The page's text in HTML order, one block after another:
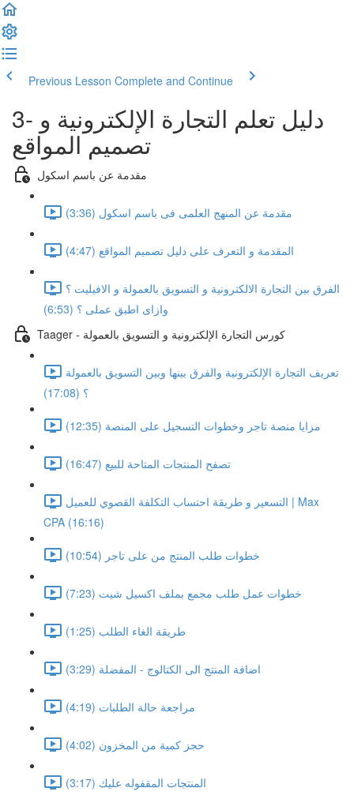
Previous Lesson Complete and Continue
3- دليل تعلم التجارة الإلكترونية و
تصميم المواقع
مقدمة عن باسم اسكول
مقدمة عن المنهج العلمى فى باسم اسكول (3:36)
المقدمة و التعرف على دليل تصميم المواقع (4:47)
الفرق بين التجارة الالكترونية و التسويق بالعمولة و الافيليت ؟
وازاى اطبق عملى ؟ (6:53)
Taager - كورس التجارة الإلكترونية و التسويق بالعمولة
تعريف التجارة الإلكترونية والفرق بينها وبين التسويق بالعمولة
؟ (17:08)
مزايا منصة تاجر وخطوات التسجيل على المنصة (12:35)
تصفح المنتجات المتاحة للبيع (16:47)
التسعير و طريقة احتساب التكلفة القصوي للعميل | Max
CPA (16:16)
خطوات طلب المنتج من على تاجر (10:54)
خطوات عمل طلب مجمع بملف اكسيل شيت (7:23)
طريقة الغاء الطلب (1:25)
اضافة المنتج الى الكتالوج - المفضلة (3:29)
مراجعة حالة الطلبات (4:19)
حجز كمية من المخزون (4:02)
المنتجات المقفوله عليك (3:17)